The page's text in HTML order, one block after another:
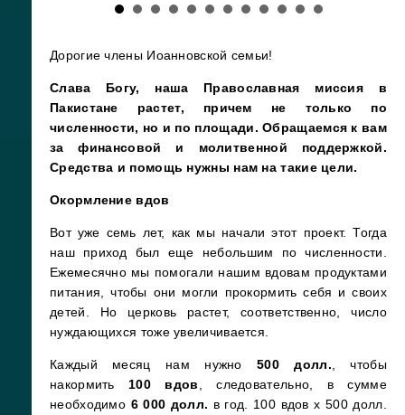
Дорогие члены Иоанновской семьи!
Слава Богу, наша Православная миссия в
Пакистане растет, причем не только по
численности, но и по площади. Обращаемся к вам
за финансовой и молитвенной поддержкой.
Средства и помощь нужны нам на такие цели.
Окормление вдов
Вот уже семь лет, как мы начали этот проект. Тогда
наш приход был еще небольшим по численности.
Ежемесячно мы помогали нашим вдовам продуктами
питания, чтобы они могли прокормить себя и своих
детей. Но церковь растет, соответственно, число
нуждающихся тоже увеличивается.
Каждый месяц нам нужно500 долл. , чтобы
накормить 100 вдов , следовательно, в сумме
необходимо 6 000 долл. в год. 100 вдов x 500 долл.